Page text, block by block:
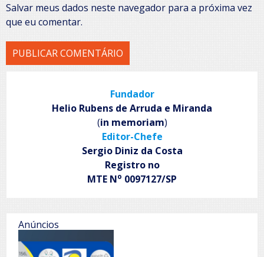
Salvar meus dados neste navegador para a próxima vez
que eu comentar.
Fundador
Helio Rubens de Arruda e Miranda
(in memoriam)
Editor-Chefe
Sergio Diniz da Costa
Registro no
MTE No 0097127/SP
Anúncios